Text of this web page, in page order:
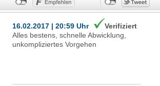
hinschicken und die Bank verzichtete
auch auf die Einreichung von
Kontoauszügen. Wenig Bürokratie - ich
war also dabei. Man bat mich noch,
Gehaltsnachweise zuzuschicken und
die Identifizierung durchzuführen und
16.02.2017 | 20:59 Uhr
Verifiziert
Alles bestens, schnelle Abwicklung,
unkompliziertes Vorgehen